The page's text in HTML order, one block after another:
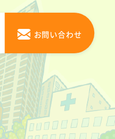
お問い合わせ